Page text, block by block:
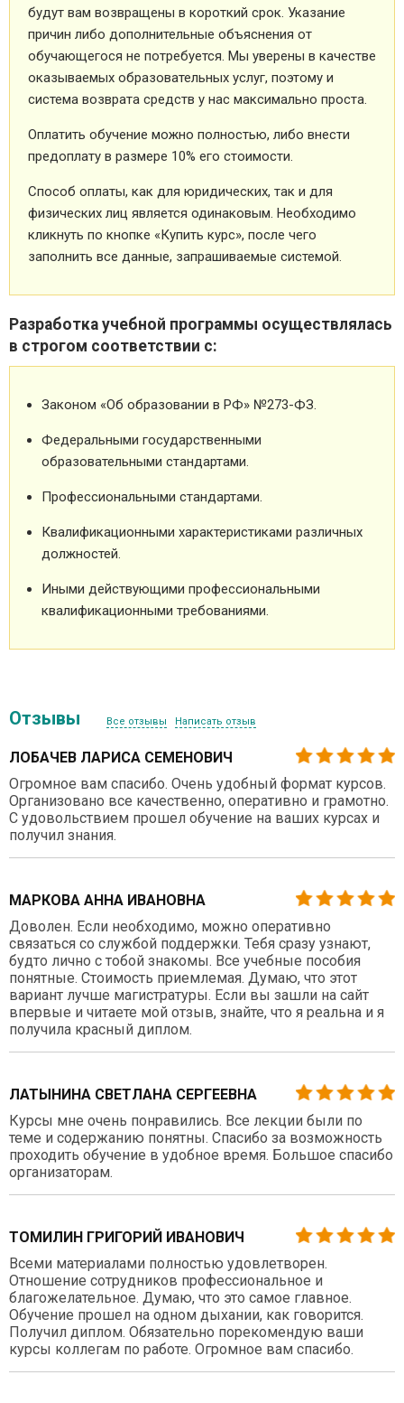
будут вам возвращены в короткий срок. Указание
причин либо дополнительные объяснения от
обучающегося не потребуется. Мы уверены в качестве
оказываемых образовательных услуг, поэтому и
система возврата средств у нас максимально проста.
Оплатить обучение можно полностью, либо внести
предоплату в размере 10% его стоимости.
Способ оплаты, как для юридических, так и для
физических лиц является одинаковым. Необходимо
кликнуть по кнопке «Купить курс», после чего
заполнить все данные, запрашиваемые системой.
Разработка учебной программы осуществлялась
в строгом соответствии с:
Законом «Об образовании в РФ» №273-ФЗ.
Федеральными государственными
образовательными стандартами.
Профессиональными стандартами.
Квалификационными характеристиками различных
должностей.
Иными действующими профессиональными
квалификационными требованиями.
Отзывы Все отзывы Написать отзыв
ЛОБАЧЕВ ЛАРИСА СЕМЕНОВИЧ
Огромное вам спасибо. Очень удобный формат курсов.
Организовано все качественно, оперативно и грамотно.
С удовольствием прошел обучение на ваших курсах и
получил знания.
МАРКОВА АННА ИВАНОВНА
Доволен. Если необходимо, можно оперативно
связаться со службой поддержки. Тебя сразу узнают,
будто лично с тобой знакомы. Все учебные пособия
понятные. Стоимость приемлемая. Думаю, что этот
вариант лучше магистратуры. Если вы зашли на сайт
впервые и читаете мой отзыв, знайте, что я реальна и я
получила красный диплом.
ЛАТЫНИНА СВЕТЛАНА СЕРГЕЕВНА
Курсы мне очень понравились. Все лекции были по
теме и содержанию понятны. Спасибо за возможность
проходить обучение в удобное время. Большое спасибо
организаторам.
ТОМИЛИН ГРИГОРИЙ ИВАНОВИЧ
Всеми материалами полностью удовлетворен.
Отношение сотрудников профессиональное и
благожелательное. Думаю, что это самое главное.
Обучение прошел на одном дыхании, как говорится.
Получил диплом. Обязательно порекомендую ваши
курсы коллегам по работе. Огромное вам спасибо.